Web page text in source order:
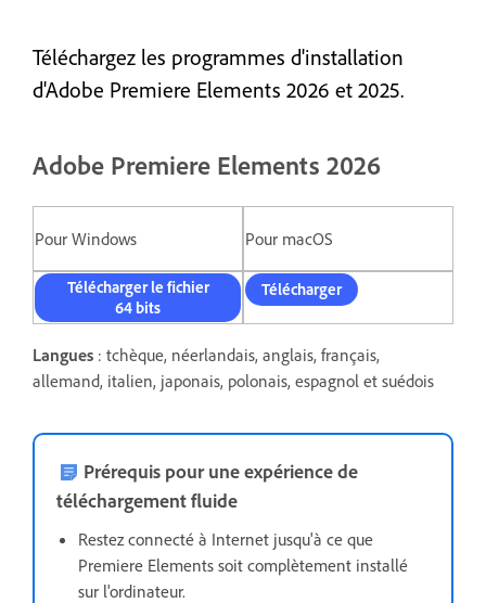
Téléchargez les programmes d'installation
d'Adobe Premiere Elements 2026 et 2025.
Adobe Premiere Elements 2026
Pour Windows Pour macOS
Télécharger le fichier
64 bits
Télécharger
Langues : tchèque, néerlandais, anglais, français,
allemand, italien, japonais, polonais, espagnol et suédois
Prérequis pour une expérience de
téléchargement fluide
Restez connecté à Internet jusqu'à ce que
Premiere Elements soit complètement installé
sur l'ordinateur.